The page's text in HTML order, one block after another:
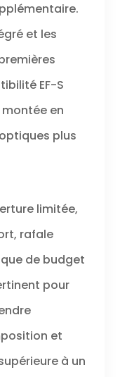
et les
EF-S
en
plus
limitée,
rafale
de budget
pour
et
à un